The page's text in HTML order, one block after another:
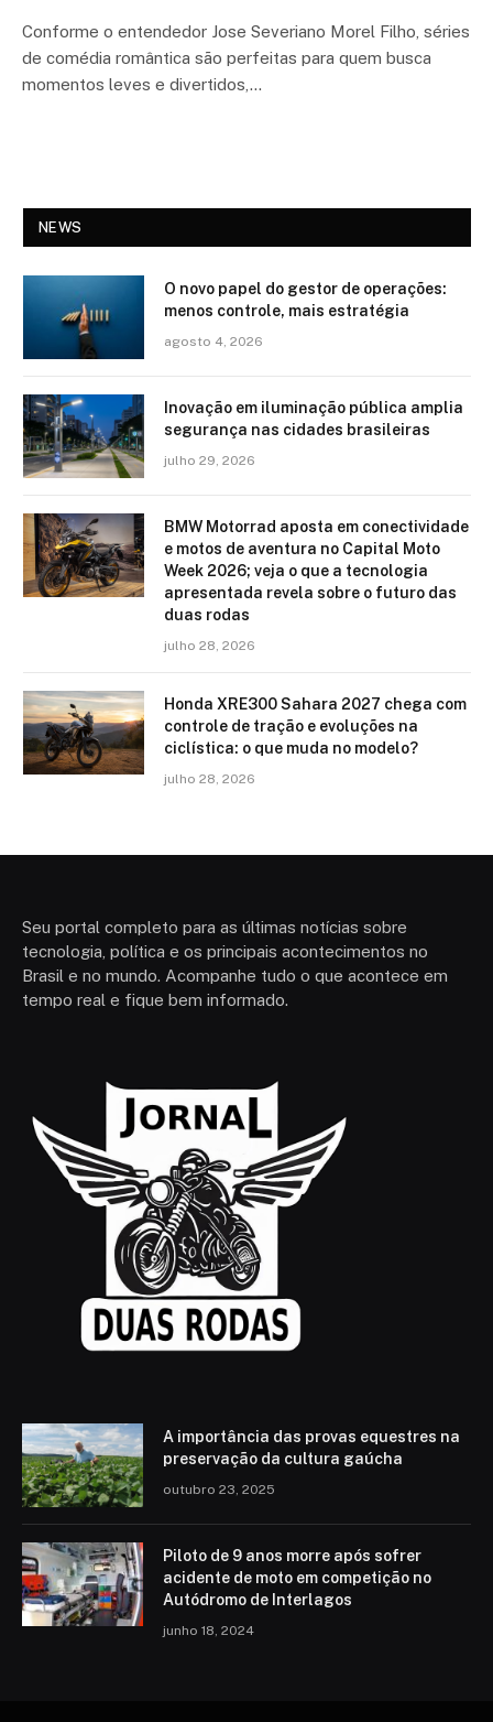
Conforme o entendedor Jose Severiano Morel Filho, séries
de comédia romântica são perfeitas para quem busca
momentos leves e divertidos,…
NEWS
O novo papel do gestor de operações:
menos controle, mais estratégia
agosto 4, 2026
Inovação em iluminação pública amplia
segurança nas cidades brasileiras
julho 29, 2026
BMW Motorrad aposta em conectividade
e motos de aventura no Capital Moto
Week 2026; veja o que a tecnologia
apresentada revela sobre o futuro das
duas rodas
julho 28, 2026
Honda XRE300 Sahara 2027 chega com
controle de tração e evoluções na
ciclística: o que muda no modelo?
julho 28, 2026
Seu portal completo para as últimas notícias sobre
tecnologia, política e os principais acontecimentos no
Brasil e no mundo. Acompanhe tudo o que acontece em
tempo real e fique bem informado.
A importância das provas equestres na
preservação da cultura gaúcha
outubro 23, 2025
Piloto de 9 anos morre após sofrer
acidente de moto em competição no
Autódromo de Interlagos
junho 18, 2024